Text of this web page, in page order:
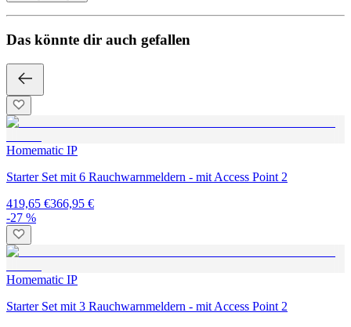
Das könnte dir auch gefallen
Homematic IP
Starter Set mit 6 Rauchwarnmeldern - mit Access Point 2
419,65 €366,95 €
-27 %
Homematic IP
Starter Set mit 3 Rauchwarnmeldern - mit Access Point 2